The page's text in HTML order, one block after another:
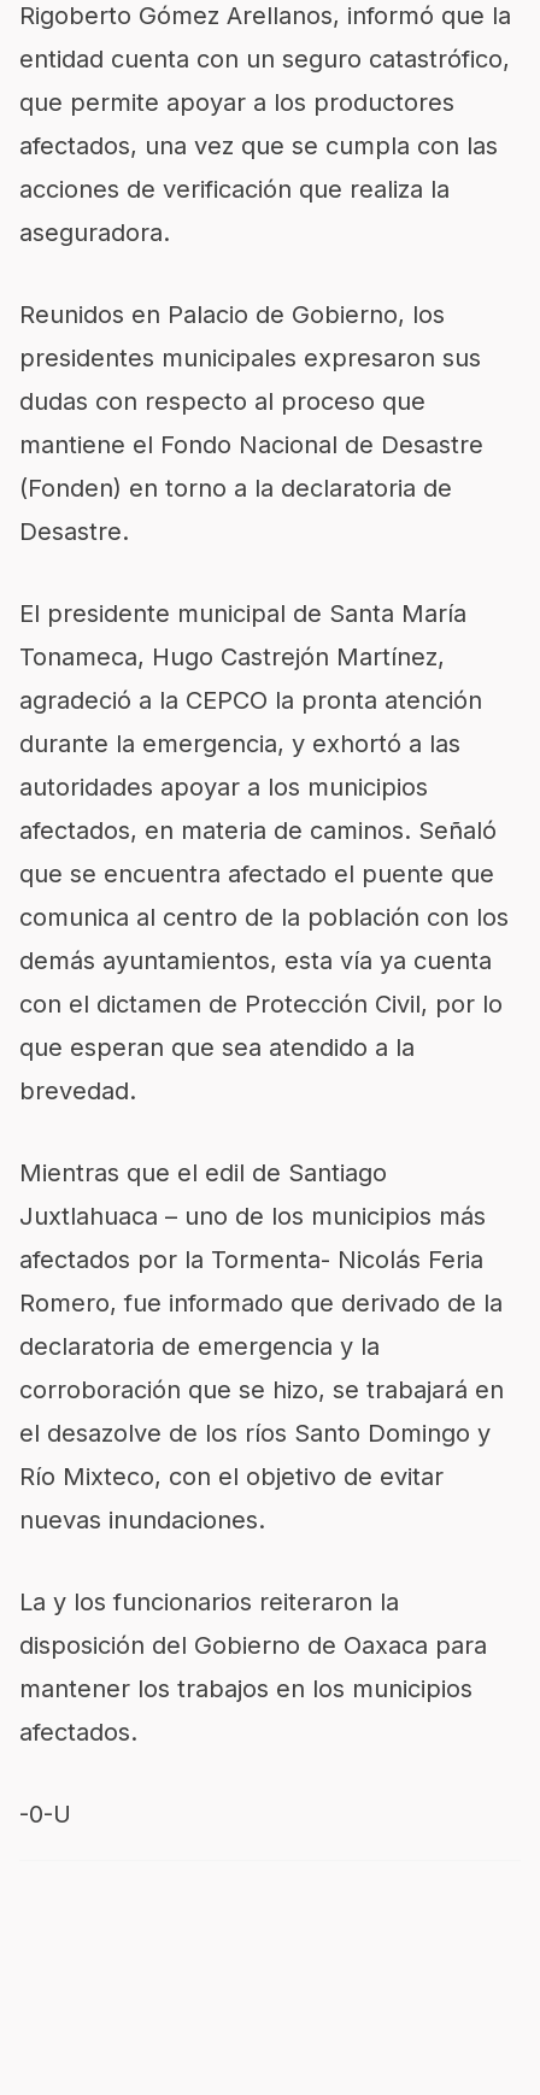
Rigoberto Gómez Arellanos, informó que la
entidad cuenta con un seguro catastrófico,
que permite apoyar a los productores
afectados, una vez que se cumpla con las
acciones de verificación que realiza la
aseguradora.
Reunidos en Palacio de Gobierno, los
presidentes municipales expresaron sus
dudas con respecto al proceso que
mantiene el Fondo Nacional de Desastre
(Fonden) en torno a la declaratoria de
Desastre.
El presidente municipal de Santa María
Tonameca, Hugo Castrejón Martínez,
agradeció a la CEPCO la pronta atención
durante la emergencia, y exhortó a las
autoridades apoyar a los municipios
afectados, en materia de caminos. Señaló
que se encuentra afectado el puente que
comunica al centro de la población con los
demás ayuntamientos, esta vía ya cuenta
con el dictamen de Protección Civil, por lo
que esperan que sea atendido a la
brevedad.
Mientras que el edil de Santiago
Juxtlahuaca – uno de los municipios más
afectados por la Tormenta- Nicolás Feria
Romero, fue informado que derivado de la
declaratoria de emergencia y la
corroboración que se hizo, se trabajará en
el desazolve de los ríos Santo Domingo y
Río Mixteco, con el objetivo de evitar
nuevas inundaciones.
La y los funcionarios reiteraron la
disposición del Gobierno de Oaxaca para
mantener los trabajos en los municipios
afectados.
-0-U